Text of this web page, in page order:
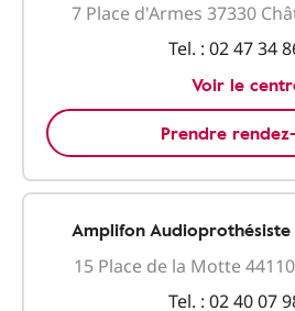
7 Place d'Armes 37330
Tel. : 02 47 34
Voir le
Prendre
Amplifon
15 Place de la Motte
Tel. : 02 40 07